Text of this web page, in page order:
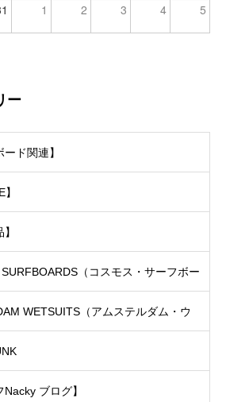
1 2 3 4 5
ー
ード関連】
（コスモス・サーフボー
WETSUITS（アムステルダム・ウ
）
Nacky ブログ】